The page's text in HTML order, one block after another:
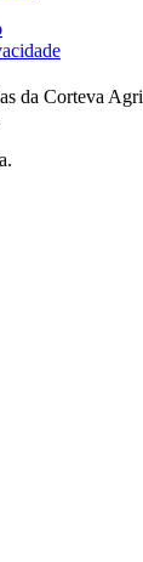
da Corteva